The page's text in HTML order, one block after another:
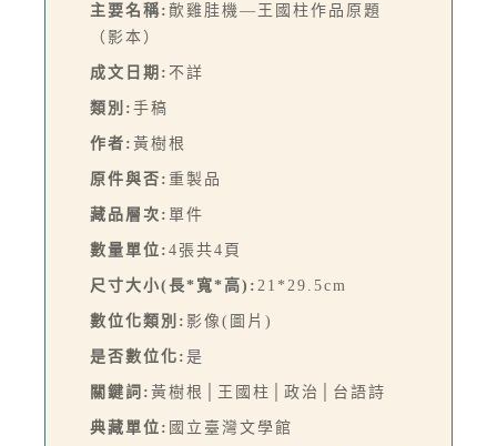
主要名稱: 歕雞胿機—王國柱作品原題
（影本）
成文日期: 不詳
類別: 手稿
作者: 黃樹根
原件與否: 重製品
藏品層次: 單件
數量單位: 4張共4頁
尺寸大小(長*寬*高): 21*29.5cm
數位化類別: 影像(圖片)
是否數位化: 是
關鍵詞: 黃樹根│王國柱│政治│台語詩
典藏單位: 國立臺灣文學館